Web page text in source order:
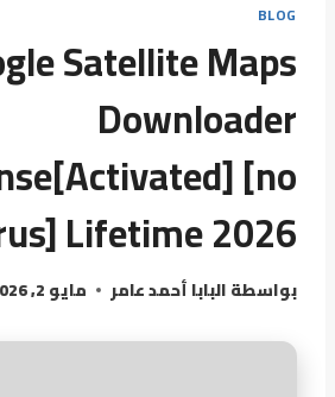
BLOG
Satellite Maps
Downloader
[no
Lifetime 2026
بواسطةالبابا أحمد عامر مايو 2, 2026